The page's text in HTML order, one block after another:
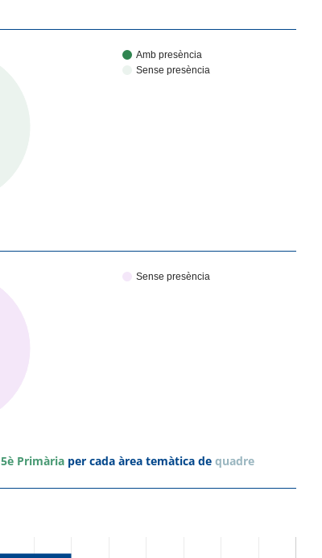
Amb presència
Sense presència
Sense presència
5è Primària per cada àrea temàtica de quadre